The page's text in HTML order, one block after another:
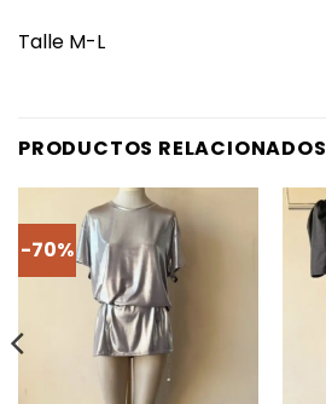
Talle M-L
PRODUCTOS RELACIONADOS
-70%